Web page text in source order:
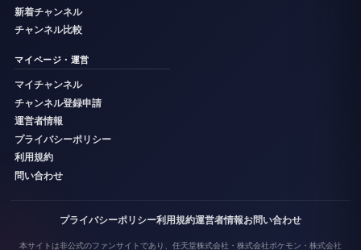
新着チャンネル
チャンネル比較
マイページ・運営
マイチャンネル
チャンネル登録申請
運営者情報
プライバシーポリシー
利用規約
問い合わせ
プライバシーポリシー利用規約運営者情報お問い合わせ
本サイトは非公式のファンサイトであり、任天堂株式会社・株式会社ポケモン・株式会社